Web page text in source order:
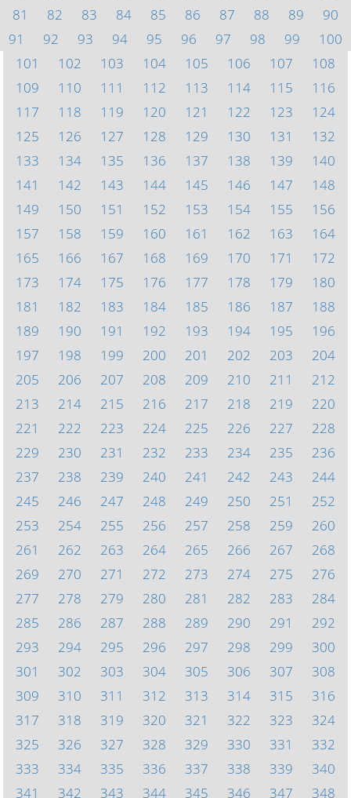
81
82 83 84 85 86 87 88 89
90
91
92 93 94 95 96 97 98 99
100
101
102 103 104 105 106 107
108
109
110 111 112 113 114 115
116
117
118 119 120 121 122 123
124
125
126 127 128 129 130 131
132
133
134 135 136 137 138 139
140
141
142 143 144 145 146 147
148
149
150 151 152 153 154 155
156
157
158 159 160 161 162 163
164
165
166 167 168 169 170 171
172
173
174 175 176 177 178 179
180
181
182 183 184 185 186 187
188
189
190 191 192 193 194 195
196
197
198 199 200 201 202 203
204
205
206 207 208 209 210 211
212
213
214 215 216 217 218 219
220
221
222 223 224 225 226 227
228
229
230 231 232 233 234 235
236
237
238 239 240 241 242 243
244
245
246 247 248 249 250 251
252
253
254 255 256 257 258 259
260
261
262 263 264 265 266 267
268
269
270 271 272 273 274 275
276
277
278 279 280 281 282 283
284
285
286 287 288 289 290 291
292
293
294 295 296 297 298 299
300
301
302 303 304 305 306 307
308
309
310 311 312 313 314 315
316
317
318 319 320 321 322 323
324
325
326 327 328 329 330 331
332
333
334 335 336 337 338 339
340
341
342 343 344 345 346 347 348